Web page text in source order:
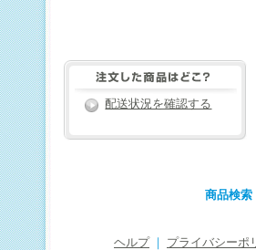
配送状況を確認する
商品検索
ヘルプ プライバシーポ